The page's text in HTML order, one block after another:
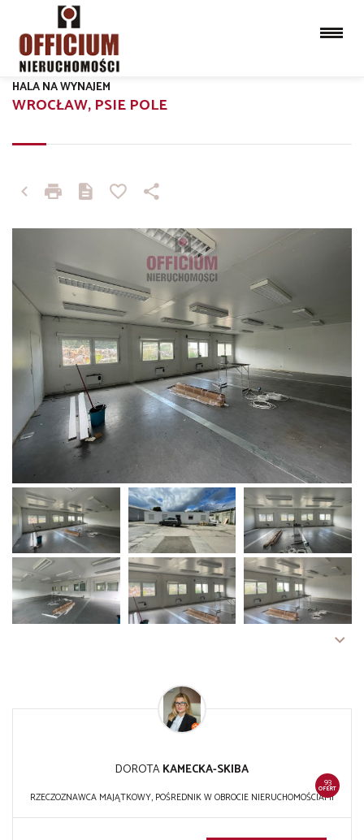
WROCŁAW, PSIE POLE
HALA NA WYNAJEM
93
OFERT
DOROTAKAMECKA-SKIBA
RZECZOZNAWCA MAJĄTKOWY, POŚREDNIK W OBROCIE NIERUCHOMOŚCIAMI